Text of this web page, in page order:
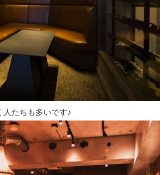
たちも多いです♪